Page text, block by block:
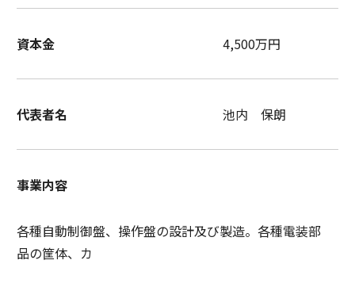
資本金 4,500万円
代表者名 池内 保朗
事業内容
各種自動制御盤、操作盤の設計及び製造。各種電装部
品の筐体、カ